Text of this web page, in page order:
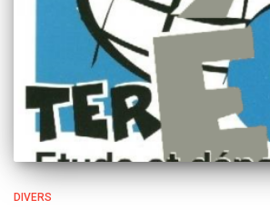
DIVERS